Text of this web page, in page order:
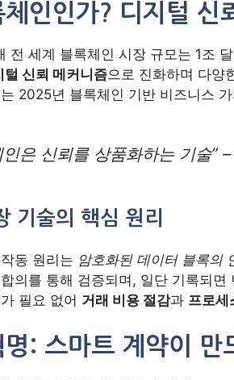
인인가? 디지털 신
전 세계 블록체인 시장 규모는 1조
털 신뢰 메커니즘으로 진화하며 다양
2025년 블록체인 기반 비즈니스
인은 신뢰를 상품화하는 기술”
기술의 핵심 원리
동 원리는 암호화된 데이터 블록의
의를 통해 검증되며, 일단 기록되
필요 없어 거래 비용 절감과 프로세
명: 스마트 계약이 만